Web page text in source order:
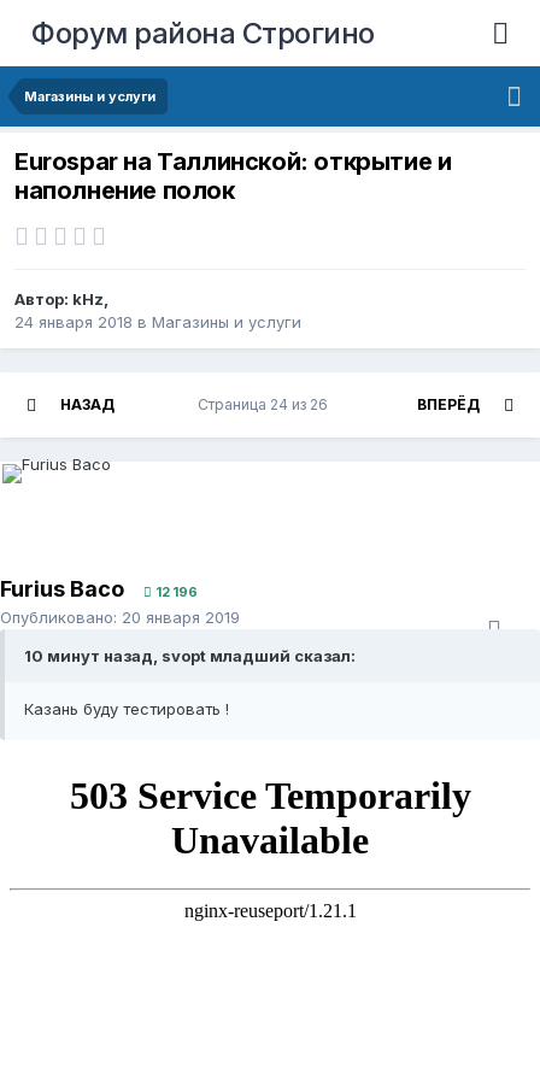
Форум района Строгино
Магазины и услуги
Eurospar на Таллинской: открытие и
наполнение полок
Автор: kHz,
24 января 2018 в Магазины и услуги
НАЗАД ВПЕРЁД
Страница 24 из 26
Furius Baco 12 196
Опубликовано: 20 января 2019
10 минут назад, svopt младший сказал:
Казань буду тестировать !